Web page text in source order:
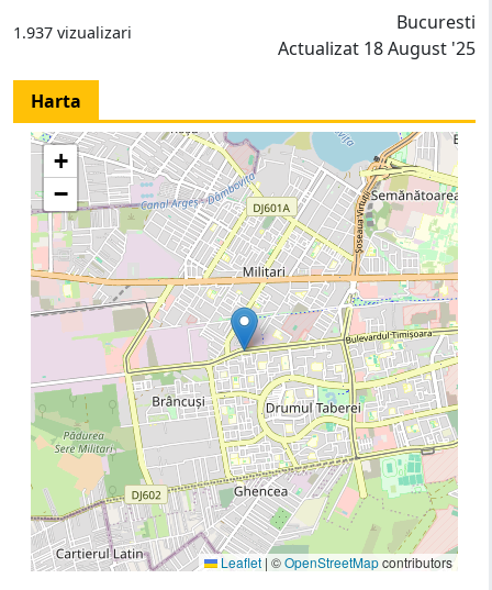
1.937 vizualizari
Bucuresti
Actualizat 18 August '25
Harta
+
−
Leaflet | ©OpenStreetMapcontributors